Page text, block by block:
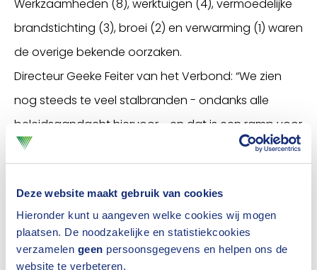
Deze website maakt gebruik van cookies
Hieronder kunt u aangeven welke cookies wij mogen
plaatsen. De noodzakelijke en statistiekcookies
verzamelen geen persoonsgegevens en helpen ons de
website te verbeteren.
Werkzaamheden (8), werktuigen (4), vermoedelijke
brandstichting (3), broei (2) en verwarming (1) waren
de overige bekende oorzaken.
Directeur Geeke Feiter van het Verbond: “We zien
nog steeds te veel stalbranden - ondanks alle
beleidsaandacht hiervoor - en dat is een ramp voor
de dieren en de agrarisch ondernemers. Helaas is
oorzaak vaak niet meer exact te achterhalen.
Agrarische verzekeraars vragen al langer aandacht
voor het tijdig keuren van de elektrische installaties.